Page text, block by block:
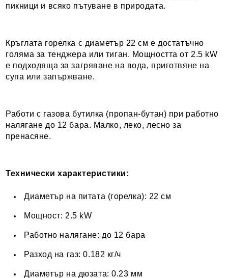
пикници и всяко пътуване в природата.
Кръглата горелка с диаметър 22 см е достатъчно
голяма за тенджера или тиган. Мощността от 2.5 kW
е подходяща за загряване на вода, приготвяне на
супа или запържване.
Работи с газова бутилка (пропан-бутан) при работно
налягане до 12 бара. Малко, леко, лесно за
пренасяне.
Технически характеристики:
Диаметър на питата (горелка): 22 см
Мощност: 2.5 kW
Работно налягане: до 12 бара
Разход на газ: 0.182 кг/ч
Диаметър на дюзата: 0.23 мм